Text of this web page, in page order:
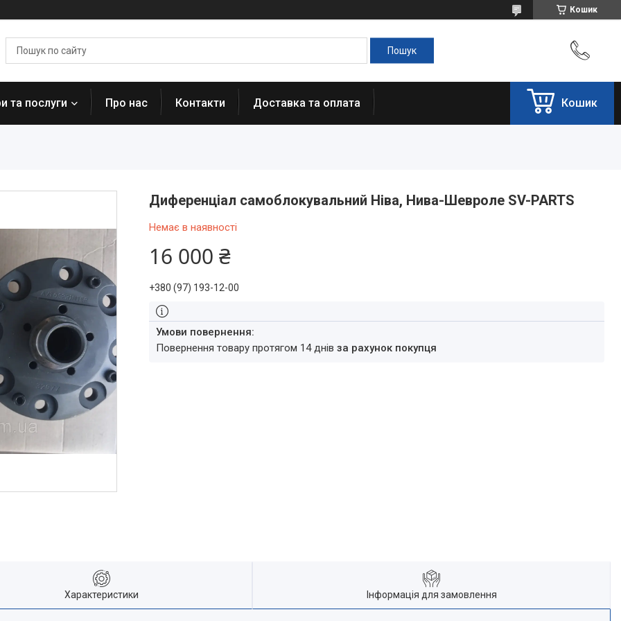
Кошик
та послуги Про нас Контакти Доставка та оплата Кошик
Диференціал самоблокувальний Ніва, Нива-Шевроле SV-PARTS
Немає в наявності
16 000 ₴
+380 (97) 193-12-00
повернення товару протягом 14 днів за рахунок покупця
Характеристики Інформація для замовлення